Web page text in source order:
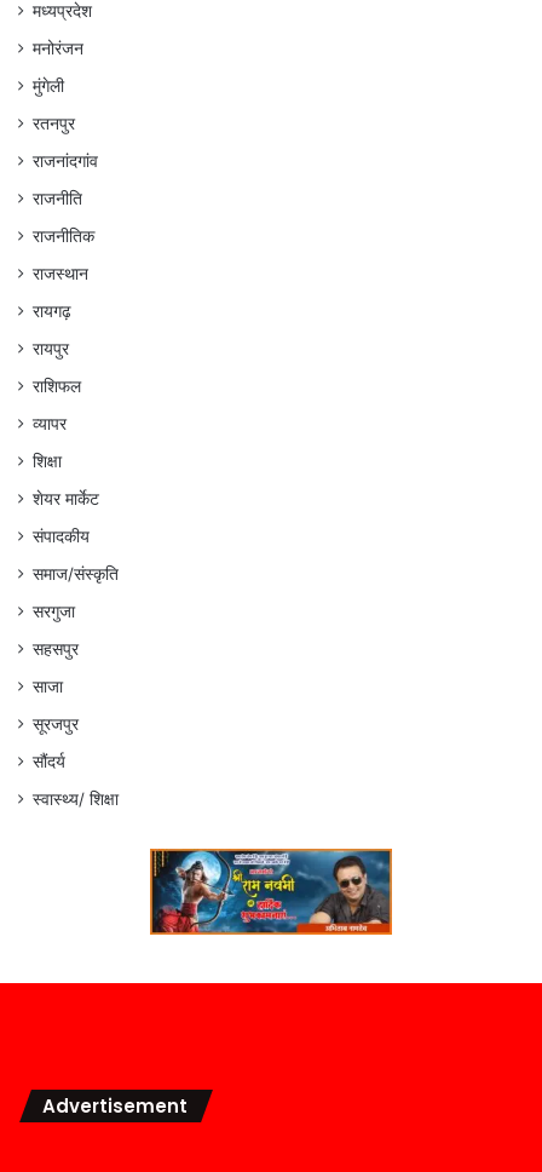
मध्यप्रदेश
मनोरंजन
मुंगेली
रतनपुर
राजनांदगांव
राजनीति
राजनीतिक
राजस्थान
रायगढ़
रायपुर
राशिफल
व्यापर
शिक्षा
शेयर मार्केट
संपादकीय
समाज/संस्कृति
सरगुजा
सहसपुर
साजा
सूरजपुर
सौंदर्य
स्वास्थ्य/ शिक्षा
Advertisement